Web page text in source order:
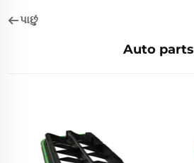
પાછું
Auto parts